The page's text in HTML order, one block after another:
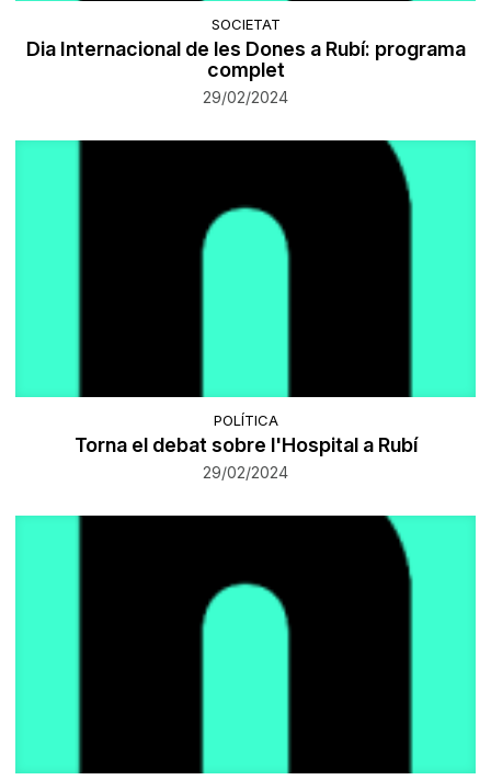
SOCIETAT
Dia Internacional de les Dones a Rubí: programa
complet
29/02/2024
POLÍTICA
Torna el debat sobre l'Hospital a Rubí
29/02/2024